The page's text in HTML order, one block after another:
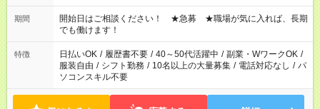
場合、他のお仕事と合わせ週40時間超の就業はご案内できませ
ん ※法令に基づき、週20時間以上勤務は社会保険への加入対象
となります ※労働者派遣法（日雇い派遣の原則禁止）により、
短時間・短期間の就業はご案内が難しい場合があります
期間
開始日はご相談ください！ ★急募 ★職場が気に入れば、長期
でも働けます！
特徴 日払いOK / 履歴書不要 / 40～50代活躍中 / 副業・WワークOK /
服装自由 / シフト勤務 / 10名以上の大量募集 / 電話対応なし / パ
ソコンスキル不要